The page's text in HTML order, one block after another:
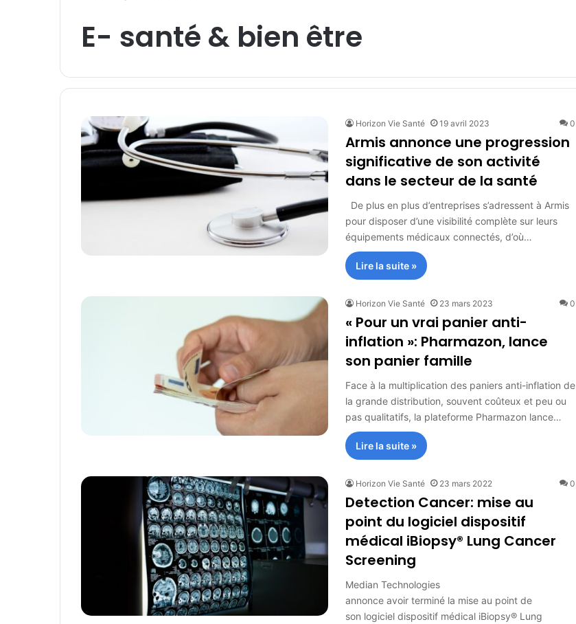
E- santé & bien être
Horizon Vie Santé 19 avril 2023 0
Armis annonce une progression
significative de son activité
dans le secteur de la santé
De plus en plus d’entreprises s’adressent à Armis
pour disposer d’une visibilité complète sur leurs
équipements médicaux connectés, d’où…
Lire la suite »
Horizon Vie Santé 23 mars 2023 0
« Pour un vrai panier anti-
inflation »: Pharmazon, lance
son panier famille
Face à la multiplication des paniers anti-inflation de
la grande distribution, souvent coûteux et peu ou
pas qualitatifs, la plateforme Pharmazon lance…
Lire la suite »
Horizon Vie Santé 23 mars 2022 0
Detection Cancer: mise au
point du logiciel dispositif
médical iBiopsy® Lung Cancer
Screening
Median Technologies
annonce avoir terminé la mise au point de
son logiciel dispositif médical iBiopsy® Lung